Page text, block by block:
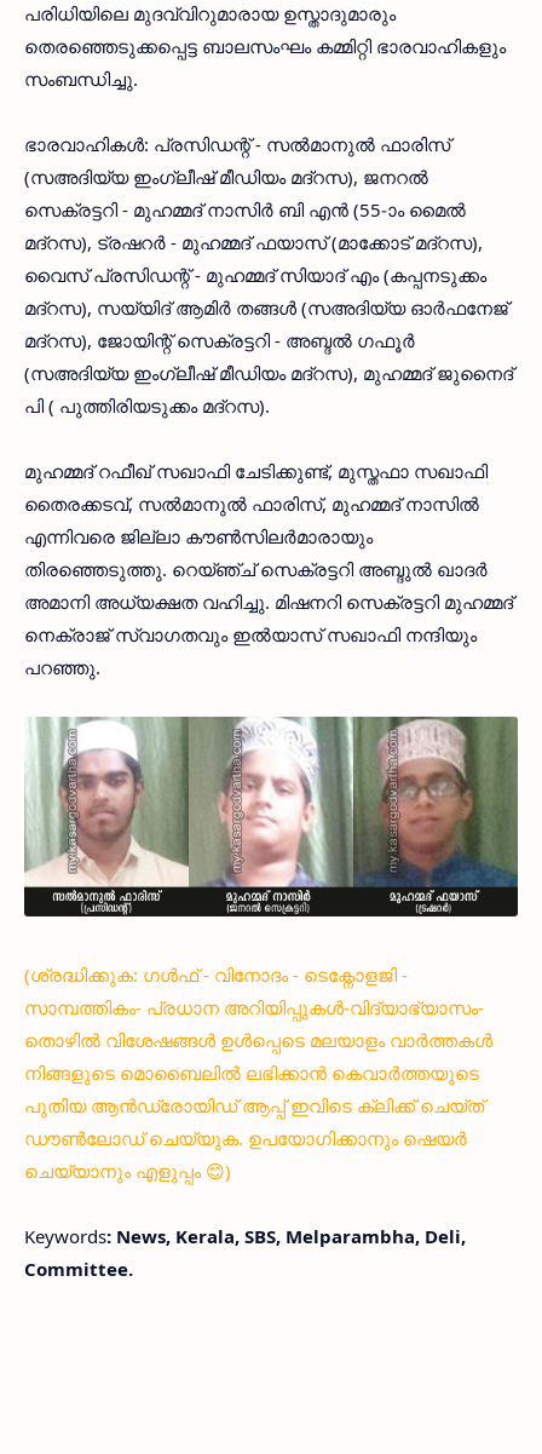
പരിധിയിലെ മുദവ്വിറുമാരായ ഉസ്താദുമാരും
തെരഞ്ഞെടുക്കപ്പെട്ട ബാലസംഘം കമ്മിറ്റി ഭാരവാഹികളും
സംബന്ധിച്ചു.
ഭാരവാഹികള്‍: പ്രസിഡന്റ് - സല്‍മാനുല്‍ ഫാരിസ്
(സഅദിയ്യ ഇംഗ്ലീഷ് മീഡിയം മദ്‌റസ), ജനറല്‍
സെക്രട്ടറി - മുഹമ്മദ് നാസിര്‍ ബി എന്‍ (55-ാം മൈല്‍
മദ്‌റസ), ട്രഷറര്‍ - മുഹമ്മദ് ഫയാസ് (മാക്കോട് മദ്‌റസ),
വൈസ് പ്രസിഡന്റ് - മുഹമ്മദ് സിയാദ് എം (കപ്പനടുക്കം
മദ്‌റസ), സയ്യിദ് ആമിര്‍ തങ്ങള്‍ (സഅദിയ്യ ഓര്‍ഫനേജ്
മദ്‌റസ), ജോയിന്റ് സെക്രട്ടറി - അബ്ദല്‍ ഗഫൂര്‍
(സഅദിയ്യ ഇംഗ്ലീഷ് മീഡിയം മദ്‌റസ), മുഹമ്മദ് ജുനൈദ്
പി ( പുത്തിരിയടുക്കം മദ്‌റസ).
മുഹമ്മദ് റഫീഖ് സഖാഫി ചേടിക്കുണ്ട്, മുസ്തഫാ സഖാഫി
തൈരക്കടവ്, സല്‍മാനുല്‍ ഫാരിസ്, മുഹമ്മദ് നാസില്‍
എന്നിവരെ ജില്ലാ കൗണ്‍സിലര്‍മാരായും
തിരഞ്ഞെടുത്തു. റെയ്ഞ്ച് സെക്രട്ടറി അബ്ദുല്‍ ഖാദര്‍
അമാനി അധ്യക്ഷത വഹിച്ചു. മിഷനറി സെക്രട്ടറി മുഹമ്മദ്
നെക്രാജ് സ്വാഗതവും ഇല്‍യാസ് സഖാഫി നന്ദിയും
പറഞ്ഞു.
(ശ്രദ്ധിക്കുക: ഗൾഫ് - വിനോദം - ടെക്നോളജി -
സാമ്പത്തികം- പ്രധാന അറിയിപ്പുകൾ-വിദ്യാഭ്യാസം-
തൊഴിൽ വിശേഷങ്ങൾ ഉൾപ്പെടെ മലയാളം വാർത്തകൾ
നിങ്ങളുടെ മൊബൈലിൽ ലഭിക്കാൻ കെവാർത്തയുടെ
പുതിയ ആൻഡ്രോയിഡ് ആപ്പ് ഇവിടെ ക്ലിക്ക് ചെയ്ത്
ഡൗൺലോഡ് ചെയ്യുക. ഉപയോഗിക്കാനും ഷെയർ
ചെയ്യാനും എളുപ്പം 😊)
Keywords: News, Kerala, SBS, Melparambha, Deli,
Committee.